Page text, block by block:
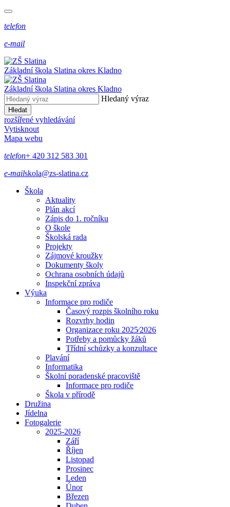
telefon
e-mail
Základní škola Slatina okres Kladno
Základní škola Slatina okres Kladno
Hledaný výraz
Hledat
rozšířené vyhledávání
Vytisknout
Mapa webu
telefon+ 420 312 583 301
e-mailskola@zs-slatina.cz
Škola
Aktuality
Plán akcí
Zápis do 1. ročníku
O škole
Školská rada
Projekty
Zájmové kroužky
Dokumenty školy
Ochrana osobních údajů
Inspekční zpráva
Výuka
Informace pro rodiče
Časový rozpis školního roku
Rozvrhy hodin
Organizace roku 2025⁄2026
Potřeby a pomůcky žáků
Třídní schůzky a konzultace
Plavání
Informatika
Školní poradenské pracoviště
Informace pro rodiče
Škola v přírodě
Družina
Jídelna
Fotogalerie
2025-2026
Září
Říjen
Listopad
Prosinec
Leden
Únor
Březen